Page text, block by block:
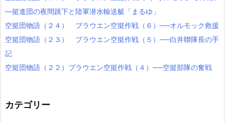
―挺進団の夜間跳下と陸軍潜水輸送艇「まるゆ」
空挺団物語（２４） ブラウエン空挺作戦（６）──オルモック救援
空挺団物語（２３） ブラウエン空挺作戦（５）──白井聯隊長の手
記
空挺団物語（２２）ブラウエン空挺作戦（４）──空挺部隊の奮戦
カテゴリー